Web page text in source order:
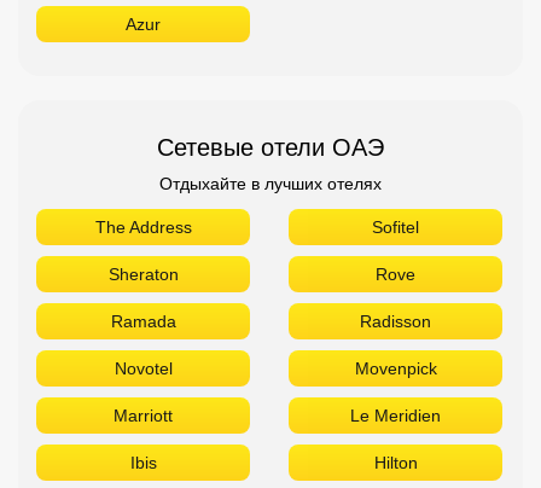
Azur
Сетевые отели ОАЭ
Отдыхайте в лучших отелях
The Address Sofitel
Sheraton Rove
Ramada Radisson
Novotel Movenpick
Marriott Le Meridien
Ibis Hilton